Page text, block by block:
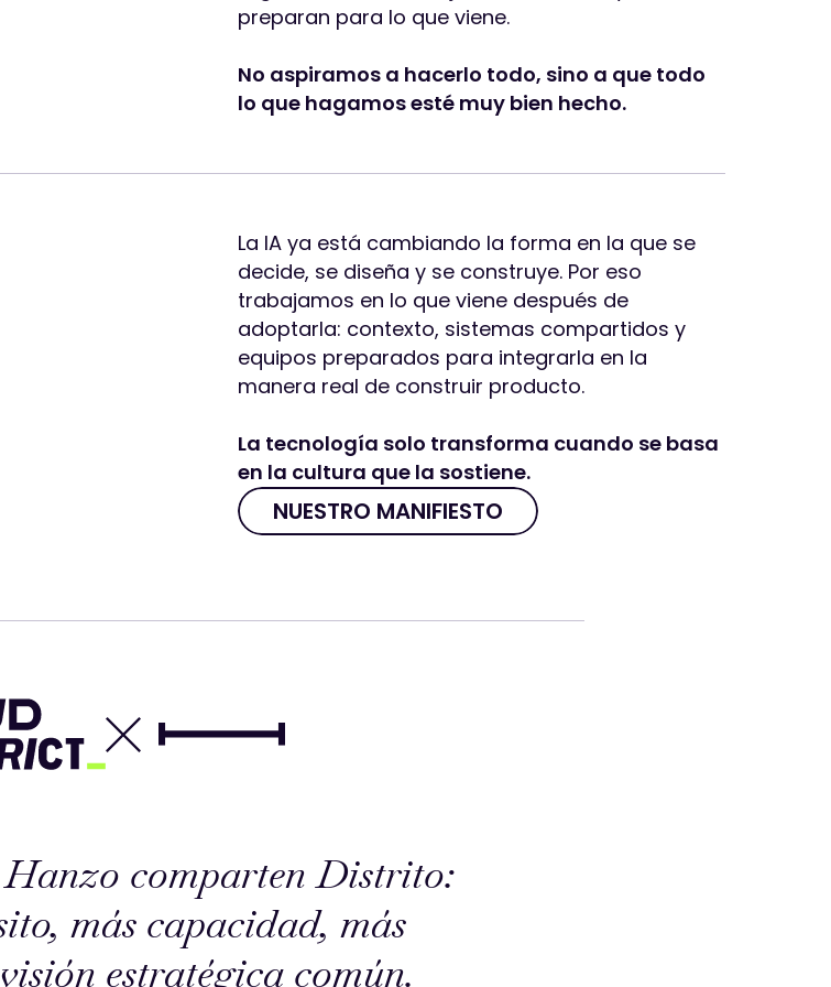
preparan para lo que viene.
No aspiramos a hacerlo todo, sino a que todo
lo que hagamos esté muy bien hecho.
La IA ya está cambiando la forma en la que se
decide, se diseña y se construye. Por eso
trabajamos en lo que viene después de
adoptarla: contexto, sistemas compartidos y
equipos preparados para integrarla en la
manera real de construir producto.
La tecnología solo transforma cuando se basa
en la cultura que la sostiene.
NUESTROMANIFIESTO
NUESTRO MANIFIESTO
comparten Distrito:
más capacidad, más
estratégica común.